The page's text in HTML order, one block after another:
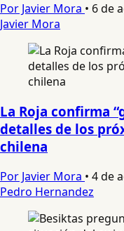
Por Javier Mora • 6 de
Javier Mora
La Roja confirma
detalles de los
chilena
Por Javier Mora • 4 de
Pedro Hernandez